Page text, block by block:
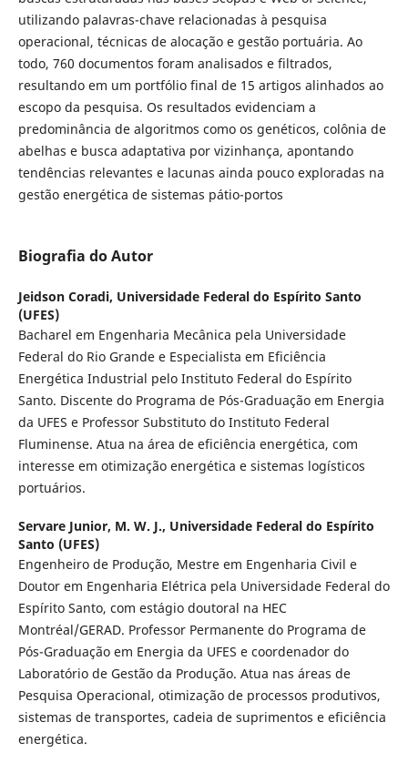
utilizando palavras-chave relacionadas à pesquisa
operacional, técnicas de alocação e gestão portuária. Ao
todo, 760 documentos foram analisados e filtrados,
resultando em um portfólio final de 15 artigos alinhados ao
escopo da pesquisa. Os resultados evidenciam a
predominância de algoritmos como os genéticos, colônia de
abelhas e busca adaptativa por vizinhança, apontando
tendências relevantes e lacunas ainda pouco exploradas na
gestão energética de sistemas pátio-portos
Biografia do Autor
Jeidson Coradi, Universidade Federal do Espírito Santo
(UFES)
Bacharel em Engenharia Mecânica pela Universidade
Federal do Rio Grande e Especialista em Eficiência
Energética Industrial pelo Instituto Federal do Espírito
Santo. Discente do Programa de Pós-Graduação em Energia
da UFES e Professor Substituto do Instituto Federal
Fluminense. Atua na área de eficiência energética, com
interesse em otimização energética e sistemas logísticos
portuários.
Servare Junior, M. W. J., Universidade Federal do Espírito
Santo (UFES)
Engenheiro de Produção, Mestre em Engenharia Civil e
Doutor em Engenharia Elétrica pela Universidade Federal do
Espírito Santo, com estágio doutoral na HEC
Montréal/GERAD. Professor Permanente do Programa de
Pós-Graduação em Energia da UFES e coordenador do
Laboratório de Gestão da Produção. Atua nas áreas de
Pesquisa Operacional, otimização de processos produtivos,
sistemas de transportes, cadeia de suprimentos e eficiência
energética.